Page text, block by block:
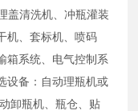
盖清洗机、冲瓶灌装
机、套标机、喷码
箱系统、电气控制系
设备：自动理瓶机或
卸瓶机、瓶仓、贴